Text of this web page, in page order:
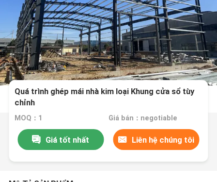
Quá trình ghép mái nhà kim loại Khung cửa sổ tùy
chỉnh
MOQ：1 Giá bán：negotiable
Giá tốt nhất Liên hệ chúng tôi